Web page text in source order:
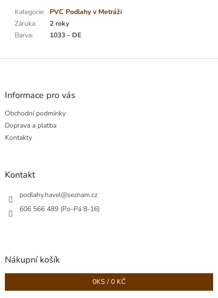
Kategorie: PVC Podlahy v Metráži
Záruka:
2 roky
Barva: 1033 - DE
Z
Informace pro vás
Obchodní podmínky
Doprava a platba
Kontakty
Kontakt
podlahy.havel@seznam.cz
606 566 489 (Po-Pá 8-16)
Nákupní košík
0KS / 0 KČ